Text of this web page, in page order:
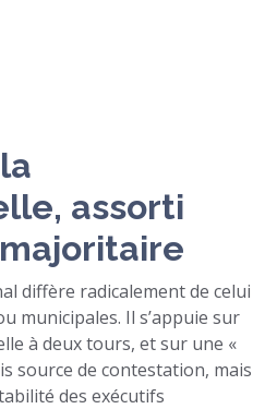
assorti
diffère radicalement de celui
municipales. Il s’appuie sur
à deux tours, et sur une «
source de contestation, mais
des exécutifs